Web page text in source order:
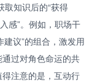
知识后的“获得
感”。例如，职场干
议”的组合，激发用
通过对角色命运的共
注意的是，互动行